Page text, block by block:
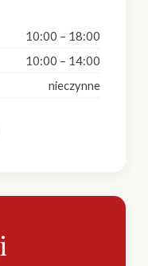
10:00 – 18:00
10:00 – 14:00
nieczynne